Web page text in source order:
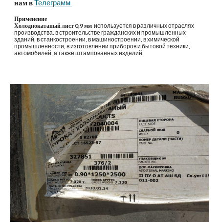
нам в Телеграмм
Применение
Холоднокатаный лист 0,9 мм
  используется в различных отраслях
производства: в строительстве гражданских и промышленных
зданий, в станкостроении, в машиностроении, в химической
промышленности, в изготовлении приборов и бытовой техники,
автомобилей, а также штампованных изделий.